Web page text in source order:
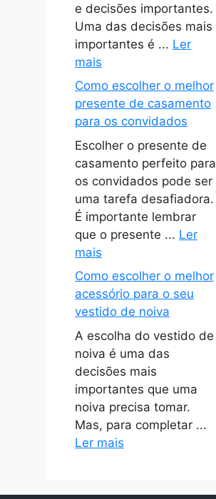
e decisões importantes.
Uma das decisões mais
importantes é ... Ler
mais
Como escolher o melhor
presente de casamento
para os convidados
Escolher o presente de
casamento perfeito para
os convidados pode ser
uma tarefa desafiadora.
É importante lembrar
que o presente ... Ler
mais
Como escolher o melhor
acessório para o seu
vestido de noiva
A escolha do vestido de
noiva é uma das
decisões mais
importantes que uma
noiva precisa tomar.
Mas, para completar ...
Ler mais